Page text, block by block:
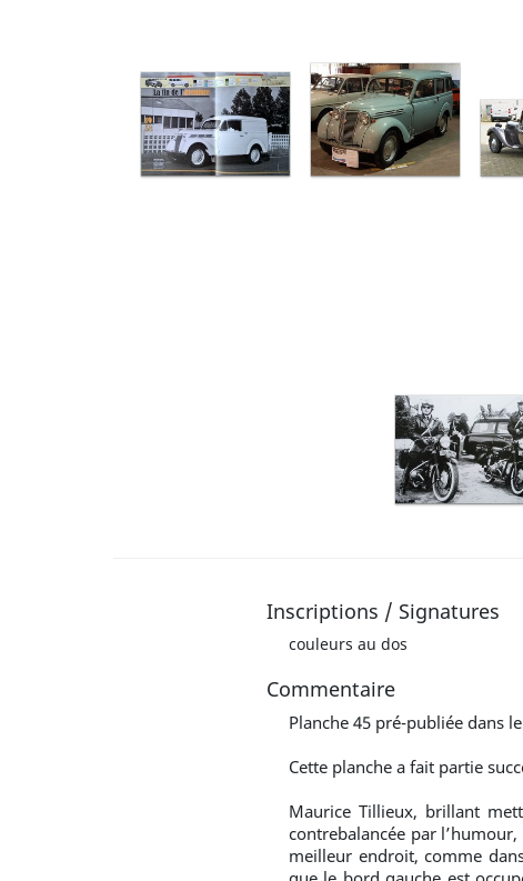
Inscriptions / Signatures
couleurs au dos
Commentaire
Planche 45 pré-publiée dans
Cette planche a fait partie
Maurice Tillieux, brillant
contrebalancée par
meilleur endroit, comme